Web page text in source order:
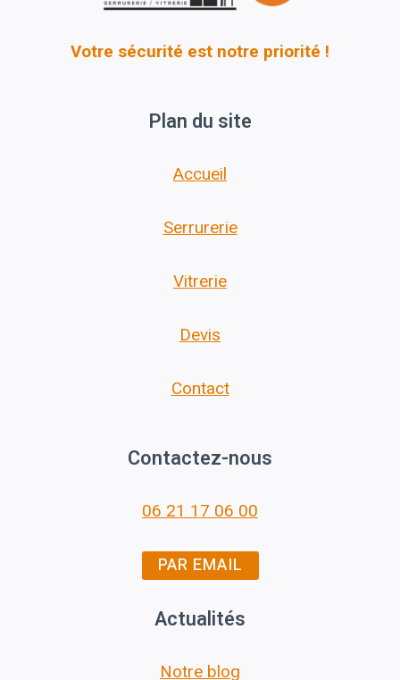
Votre sécurité est notre priorité !
Plan du site
Accueil
Serrurerie
Vitrerie
Devis
Contact
Contactez-nous
06 21 17 06 00
PAR EMAIL
Actualités
Notre blog